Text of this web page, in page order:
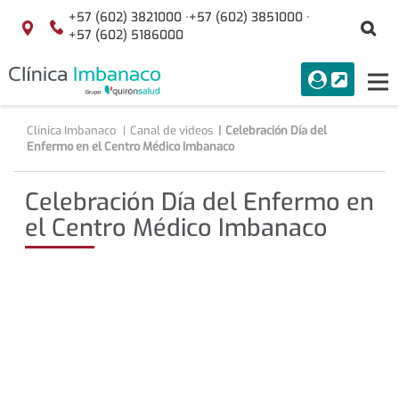
Saltar al contenido
Localización
+57 (602) 3821000 ·+57 (602) 3851000 ·
+57 (602) 5186000
menuAcceso
Buscar
Clínica Imbanaco Canal de videos
Celebración Día del
Enfermo en el Centro Médico Imbanaco
Celebración Día del Enfermo en
el Centro Médico Imbanaco